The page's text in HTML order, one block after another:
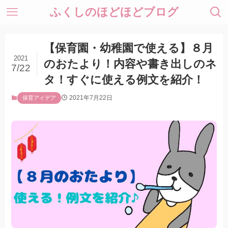
ふくしのほどほどブログ
【保育園・幼稚園で使える】８月
のおたより！内容や書き出しのネ
タ！すぐに使える例文を紹介！
2021
7/22
保育アイデア 2021年7月22日